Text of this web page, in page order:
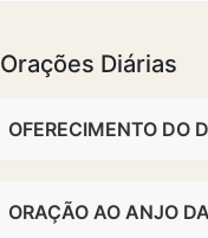
Orações Diárias
OFERECIMENTO DO
ORAÇÃO AO ANJO